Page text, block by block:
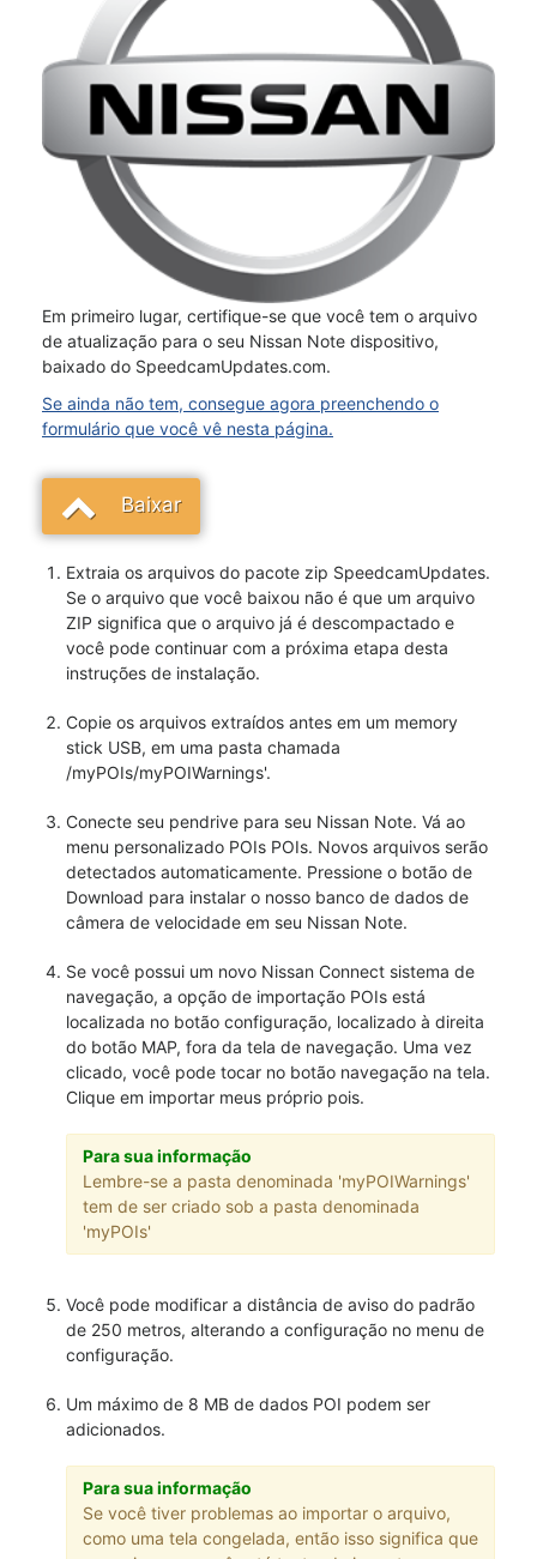
Em primeiro lugar, certifique-se que você tem o arquivo
de atualização para o seu Nissan Note dispositivo,
baixado do SpeedcamUpdates.com.
Se ainda não tem, consegue agora preenchendo o
formulário que você vê nesta página.
Baixar
Extraia os arquivos do pacote zip SpeedcamUpdates.
Se o arquivo que você baixou não é que um arquivo
ZIP significa que o arquivo já é descompactado e
você pode continuar com a próxima etapa desta
instruções de instalação.
Copie os arquivos extraídos antes em um memory
stick USB, em uma pasta chamada
/myPOIs/myPOIWarnings'.
Conecte seu pendrive para seu Nissan Note. Vá ao
menu personalizado POIs POIs. Novos arquivos serão
detectados automaticamente. Pressione o botão de
Download para instalar o nosso banco de dados de
câmera de velocidade em seu Nissan Note.
Se você possui um novo Nissan Connect sistema de
navegação, a opção de importação POIs está
localizada no botão configuração, localizado à direita
do botão MAP, fora da tela de navegação. Uma vez
clicado, você pode tocar no botão navegação na tela.
Clique em importar meus próprio pois.
Para sua informação
Lembre-se a pasta denominada 'myPOIWarnings'
tem de ser criado sob a pasta denominada
'myPOIs'
Você pode modificar a distância de aviso do padrão
de 250 metros, alterando a configuração no menu de
configuração.
Um máximo de 8 MB de dados POI podem ser
adicionados.
Para sua informação
Se você tiver problemas ao importar o arquivo,
como uma tela congelada, então isso significa que